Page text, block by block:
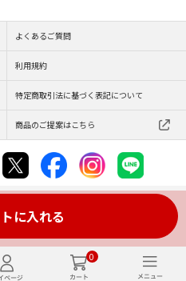
0
に入れる
よくあるご質問
利用規約
特定商取引法に基づく表記について
商品のご提案はこちら